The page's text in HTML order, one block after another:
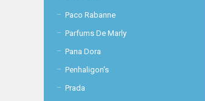
Paco Rabanne
Parfums De Marly
Pana Dora
Penhaligon's
Prada